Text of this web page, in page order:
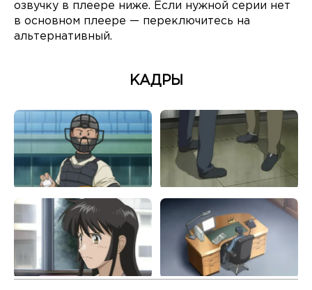
озвучку в плеере ниже. Если нужной серии нет
в основном плеере — переключитесь на
альтернативный.
КАДРЫ